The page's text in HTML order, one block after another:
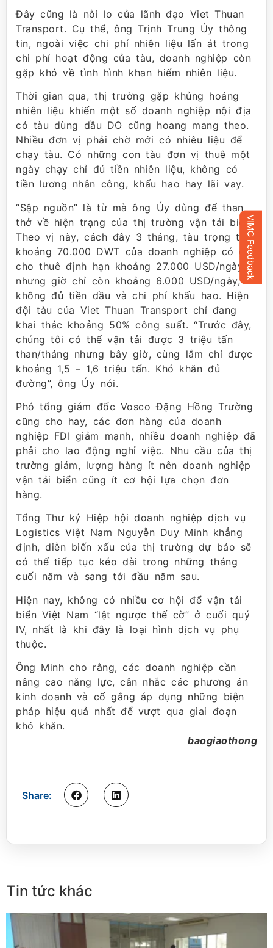
Đây cũng là nỗi lo của lãnh đạo Viet Thuan
Transport. Cụ thể, ông Trịnh Trung Úy thông
tin, ngoài việc chi phí nhiên liệu lấn át trong
chi phí hoạt động của tàu, doanh nghiệp còn
gặp khó về tình hình khan hiếm nhiên liệu.
Thời gian qua, thị trường gặp khủng hoảng
nhiên liệu khiến một số doanh nghiệp nội địa
có tàu dùng dầu DO cũng hoang mang theo.
Nhiều đơn vị phải chờ mới có nhiêu liệu để
chạy tàu. Có những con tàu đơn vị thuê một
ngày chạy chỉ đủ tiền nhiên liệu, không có
tiền lương nhân công, khấu hao hay lãi vay.
“Sập nguồn” là từ mà ông Úy dùng để than
thở về hiện trạng của thị trường vận tải biển.
Theo vị này, cách đây 3 tháng, tàu trọng tải
khoảng 70.000 DWT của doanh nghiệp có giá
cho thuê định hạn khoảng 27.000 USD/ngày,
nhưng giờ chỉ còn khoảng 6.000 USD/ngày,
không đủ tiền dầu và chi phí khấu hao. Hiện
đội tàu của Viet Thuan Transport chỉ đang
khai thác khoảng 50% công suất. “Trước đây,
chúng tôi có thể vận tải được 3 triệu tấn
than/tháng nhưng bây giờ, cùng lắm chỉ được
khoảng 1,5 – 1,6 triệu tấn. Khó khăn đủ
đường”, ông Úy nói.
Phó tổng giám đốc Vosco Đặng Hồng Trường
cũng cho hay, các đơn hàng của doanh
nghiệp FDI giảm mạnh, nhiều doanh nghiệp đã
phải cho lao động nghỉ việc. Nhu cầu của thị
trường giảm, lượng hàng ít nên doanh nghiệp
vận tải biển cũng ít cơ hội lựa chọn đơn
hàng.
Tổng Thư ký Hiệp hội doanh nghiệp dịch vụ
Logistics Việt Nam Nguyễn Duy Minh khẳng
định, diễn biến xấu của thị trường dự báo sẽ
có thể tiếp tục kéo dài trong những tháng
cuối năm và sang tới đầu năm sau.
Hiện nay, không có nhiều cơ hội để vận tải
biển Việt Nam “lật ngược thế cờ” ở cuối quý
IV, nhất là khi đây là loại hình dịch vụ phụ
thuộc.
Ông Minh cho rằng, các doanh nghiệp cần
nâng cao năng lực, cân nhắc các phương án
kinh doanh và cố gắng áp dụng những biện
pháp hiệu quả nhất để vượt qua giai đoạn
khó khăn.
baogiaothong
Share:
Tin tức khác